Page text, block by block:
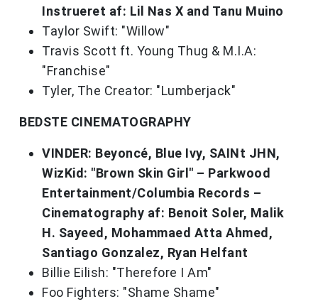
Instrueret af: Lil Nas X and Tanu Muino
Taylor Swift: "Willow"
Travis Scott ft. Young Thug & M.I.A:
"Franchise"
Tyler, The Creator: "Lumberjack"
BEDSTE CINEMATOGRAPHY
VINDER: Beyoncé, Blue Ivy, SAINt JHN,
WizKid: "Brown Skin Girl" – Parkwood
Entertainment/Columbia Records –
Cinematography af: Benoit Soler, Malik
H. Sayeed, Mohammaed Atta Ahmed,
Santiago Gonzalez, Ryan Helfant
Billie Eilish: "Therefore I Am"
Foo Fighters: "Shame Shame"